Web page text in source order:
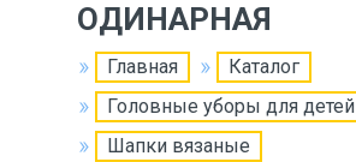
ОДИНАРНАЯ
Главная
Каталог
Головные уборы для детей
Шапки вязаные